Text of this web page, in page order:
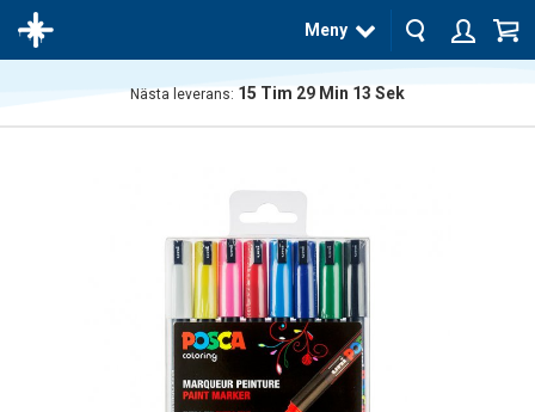
Meny
Nästa leverans: 15 Tim 29 Min 12 Sek